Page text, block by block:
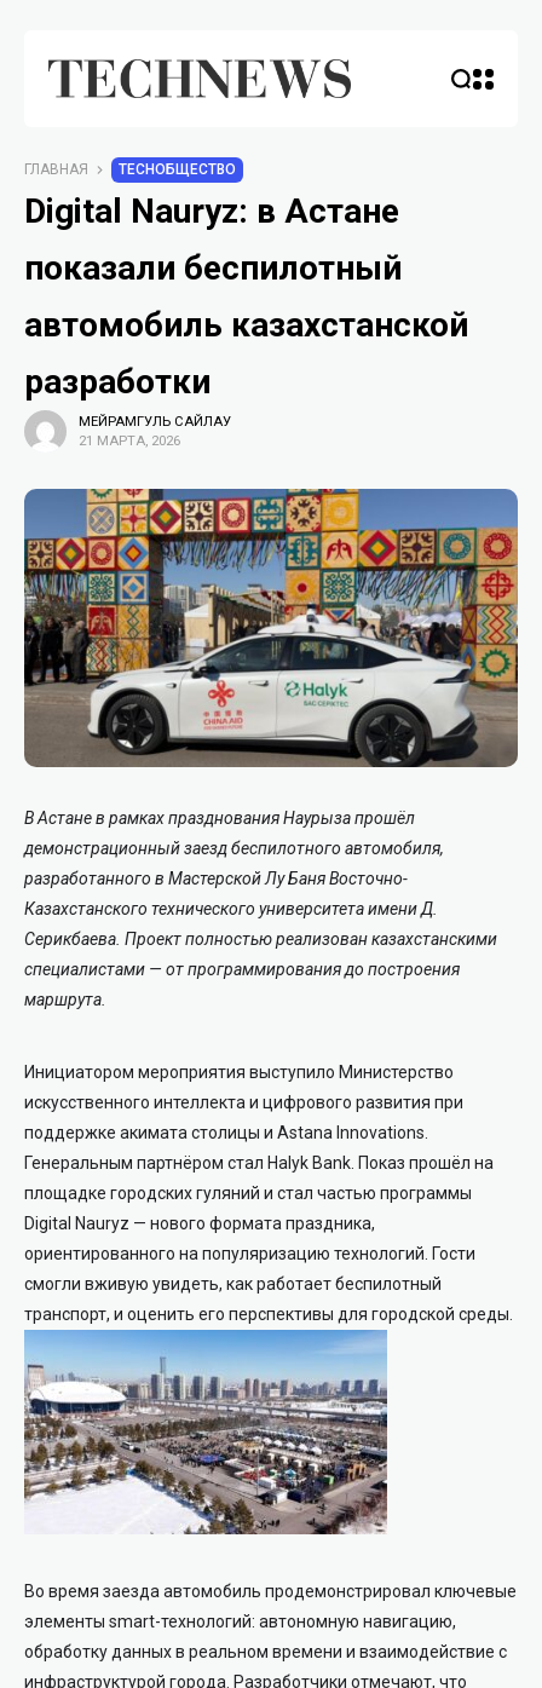
ГЛАВНАЯ TECHОБЩЕСТВО
Digital Nauryz: в Астане
показали беспилотный
автомобиль казахстанской
разработки
МЕЙРАМГУЛЬ САЙЛАУ
21 МАРТА, 2026
В Астане в рамках празднования Наурыза прошёл
демонстрационный заезд беспилотного автомобиля,
разработанного в Мастерской Лу Баня Восточно-
Казахстанского технического университета имени Д.
Серикбаева. Проект полностью реализован казахстанскими
специалистами — от программирования до построения
маршрута.
Инициатором мероприятия выступило Министерство
искусственного интеллекта и цифрового развития при
поддержке акимата столицы и Astana Innovations.
Генеральным партнёром стал Halyk Bank. Показ прошёл на
площадке городских гуляний и стал частью программы
Digital Nauryz — нового формата праздника,
ориентированного на популяризацию технологий. Гости
смогли вживую увидеть, как работает беспилотный
транспорт, и оценить его перспективы для городской среды.
Во время заезда автомобиль продемонстрировал ключевые
элементы smart-технологий: автономную навигацию,
обработку данных в реальном времени и взаимодействие с
инфраструктурой города. Разработчики отмечают, что